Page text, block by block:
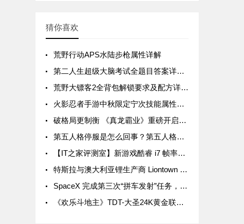
猜你喜欢
荒野行动APS水陆步枪属性详解
第二人生超级大脑考试全题目答案详解汇总
荒野大镖客2全背包解锁要求及配方详解汇总
火影忍者手游中秋限定宁次技能属性详解
破格局更制衡 《真龙霸业》重磅开启SLG3.0时代
第五人格停服是怎么回事？第五人格停服公告一览
【IT之家评测室】新游戏酷睿 i7 帧率领先 15%，拯救者 Y9000P 与 R9000P 进一步拉开差距
特斯拉与澳大利亚锂生产商 Liontown Resources 签署五年协议，后者股价暴涨近 20%
SpaceX 完成第三次“拼车发射”任务，送 105 颗微型卫星入轨
《欢乐斗地主》TDT-大圣24K黄金联赛首轮周赛战罢 关注大圣Live抢互动豪礼！